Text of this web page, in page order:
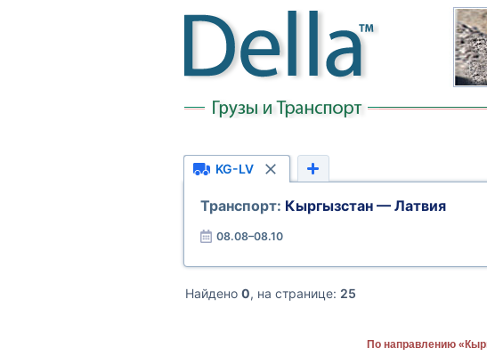
KG-LV
Транспорт: Кыргызстан — Латвия
08.08–08.10
Найдено 0, на странице: 25
По направлению